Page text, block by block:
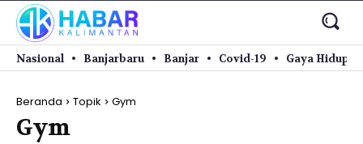
Nasional Banjarbaru Banjar Covid-19 Gaya Hidup
Beranda Topik Gym
Gym